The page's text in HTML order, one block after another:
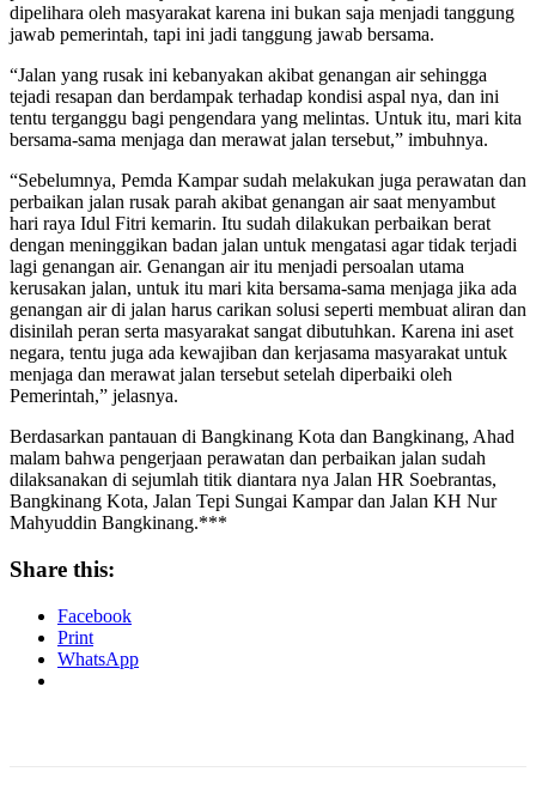
dipelihara oleh masyarakat karena ini bukan saja menjadi tanggung
jawab pemerintah, tapi ini jadi tanggung jawab bersama.
“Jalan yang rusak ini kebanyakan akibat genangan air sehingga
tejadi resapan dan berdampak terhadap kondisi aspal nya, dan ini
tentu terganggu bagi pengendara yang melintas. Untuk itu, mari kita
bersama-sama menjaga dan merawat jalan tersebut,” imbuhnya.
“Sebelumnya, Pemda Kampar sudah melakukan juga perawatan dan
perbaikan jalan rusak parah akibat genangan air saat menyambut
hari raya Idul Fitri kemarin. Itu sudah dilakukan perbaikan berat
dengan meninggikan badan jalan untuk mengatasi agar tidak terjadi
lagi genangan air. Genangan air itu menjadi persoalan utama
kerusakan jalan, untuk itu mari kita bersama-sama menjaga jika ada
genangan air di jalan harus carikan solusi seperti membuat aliran dan
disinilah peran serta masyarakat sangat dibutuhkan. Karena ini aset
negara, tentu juga ada kewajiban dan kerjasama masyarakat untuk
menjaga dan merawat jalan tersebut setelah diperbaiki oleh
Pemerintah,” jelasnya.
Berdasarkan pantauan di Bangkinang Kota dan Bangkinang, Ahad
malam bahwa pengerjaan perawatan dan perbaikan jalan sudah
dilaksanakan di sejumlah titik diantara nya Jalan HR Soebrantas,
Bangkinang Kota, Jalan Tepi Sungai Kampar dan Jalan KH Nur
Mahyuddin Bangkinang.***
Share this:
Facebook
Print
WhatsApp